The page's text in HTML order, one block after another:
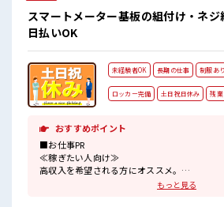
スマートメーター基板の組付け・ネ
日払いOK
未経験者OK 長期の仕事 制服あり
ロッカー完備 土日祝日休み 残業
おすすめポイント
■お仕事PR
≪稼ぎたい人向け≫
高収入を希望される方にオススメ。
残業は月20時間以上あります♪もっと見る